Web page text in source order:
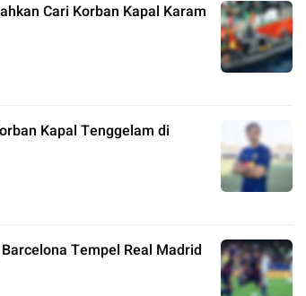
Cari Korban Kapal Karam
Kapal Tenggelam di
Tempel Real Madrid